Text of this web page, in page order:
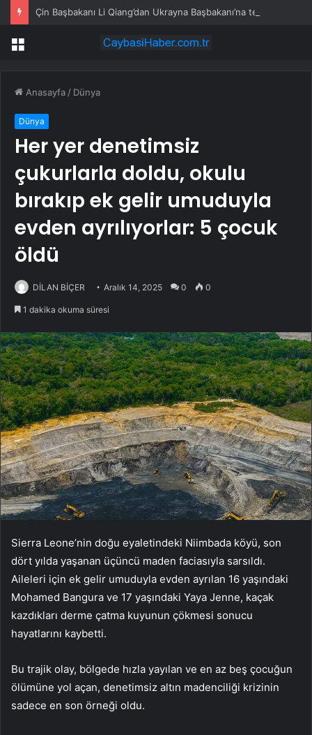
Menü
Anasayfa / Dünya
Dünya
Her yer denetimsiz
çukurlarla doldu, okulu
bırakıp ek gelir umuduyla
evden ayrılıyorlar: 5 çocuk
öldü
DİLAN BİÇER Aralık 14, 2025 0 0
1 dakika okuma süresi
Sierra Leone’nin doğu eyaletindeki Niimbada köyü, son
dört yılda yaşanan üçüncü maden faciasıyla sarsıldı.
Aileleri için ek gelir umuduyla evden ayrılan 16 yaşındaki
Mohamed Bangura ve 17 yaşındaki Yaya Jenne, kaçak
kazdıkları derme çatma kuyunun çökmesi sonucu
hayatlarını kaybetti.
Bu trajik olay, bölgede hızla yayılan ve en az beş çocuğun
ölümüne yol açan, denetimsiz altın madenciliği krizinin
sadece en son örneği oldu.